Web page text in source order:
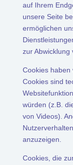
auf Ihrem
unsere Seite
ermöglichen
zur Abwicklung
Cookies haben
Cookies sind
würden (z.B.
von Videos).
anzuzeigen.
Cookies, die